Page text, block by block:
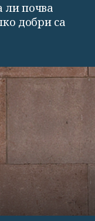
почва
добри са